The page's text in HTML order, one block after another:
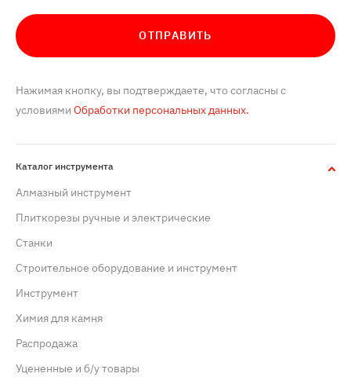
ОТПРАВИТЬ
Нажимая кнопку, вы подтверждаете, что согласны с
условиями Обработки персональных данных.
Каталог инструмента
Алмазный инструмент
Плиткорезы ручные и электрические
Станки
Строительное оборудование и инструмент
Инструмент
Химия для камня
Распродажа
Уцененные и б/у товары